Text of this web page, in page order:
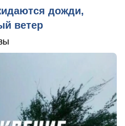
дожди,
ветер